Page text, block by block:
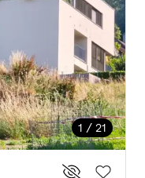
1 / 21